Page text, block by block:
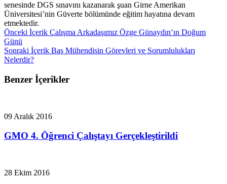
senesinde DGS sınavını kazanarak şuan Girne Amerikan
Üniversitesi’nin Güverte bölümünde eğitim hayatına devam
etmektedir.
Önceki İçerik Çalışma Arkadaşımız Özge Günaydın’ın Doğum
Günü
Sonraki İçerik Baş Mühendisin Görevleri ve Sorumlulukları
Nelerdir?
Benzer İçerikler
09 Aralık 2016
GMO 4. Öğrenci Çalıştayı Gerçekleştirildi
28 Ekim 2016